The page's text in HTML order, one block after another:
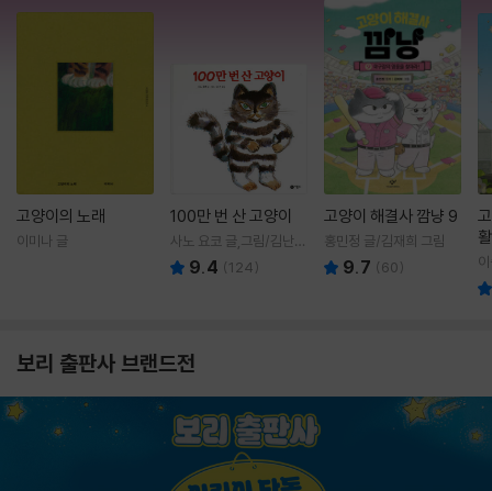
고양이의 노래
이미나 글
100만 번 산 고양이
사노 요코 글,그림/김난주
역 9.4 (124)
고양이 해결사 깜냥 9
홍민정 글/김재희 그림
9.7 (60)
보리 출판사 브랜드전